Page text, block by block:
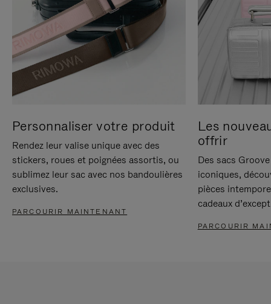
Personnaliser votre produit
Rendez leur valise unique avec des
stickers, roues et poignées assortis, ou
sublimez leur sac avec nos bandoulières
exclusives.
PARCOURIR MAINTENANT
Les
offrir
Des sacs
iconiques,
pièces
cadeaux
PARCOURIR